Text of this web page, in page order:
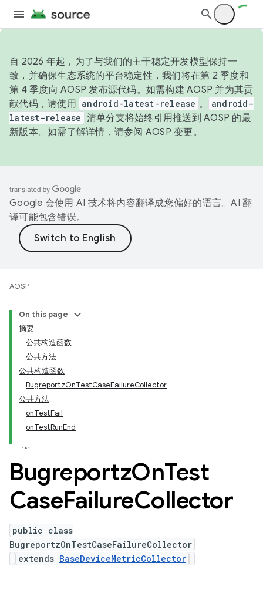
自 2026 年起，为了与我们的主干稳定开发模型保持一
致，并确保生态系统的平台稳定性，我们将在第 2 季度和
第 4 季度向 AOSP 发布源代码。如需构建 AOSP 并为其贡
献代码，请使用 android-latest-release 。
android-
latest-release 清单分支将始终引用推送到 AOSP 的最
新版本。如需了解详情，请参阅 AOSP 变更。
Google 会使用 AI 技术将内容翻译成您偏好的语言。AI 翻
译可能包含错误。
AOSP
On this page
摘要
公共构造函数
公共方法
公共构造函数
BugreportzOnTestCaseFailureCollector
公共方法
onTestFail
onTestRunEnd
BugreportzOnTest
CaseFailureCollector
public class
BugreportzOnTestCaseFailureCollector
extends BaseDeviceMetricCollector